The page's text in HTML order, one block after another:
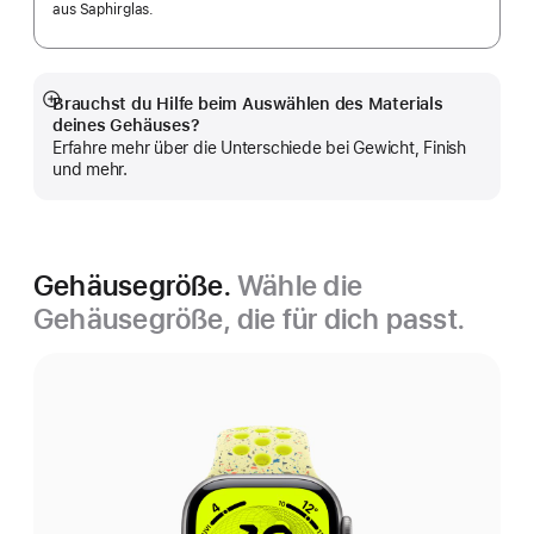
aus Saphirglas.
Brauchst du Hilfe beim Auswählen des Materials
deines Gehäuses?
Erfahre mehr über die Unterschiede bei Gewicht, Finish
und mehr.
Mehr
anzeigen
Gehäusegröße.Wähle die
Gehäusegröße, die für dich passt.